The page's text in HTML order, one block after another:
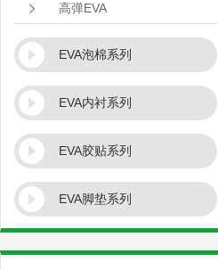
高弹EVA
EVA泡棉系列
EVA内衬系列
EVA胶贴系列
EVA脚垫系列